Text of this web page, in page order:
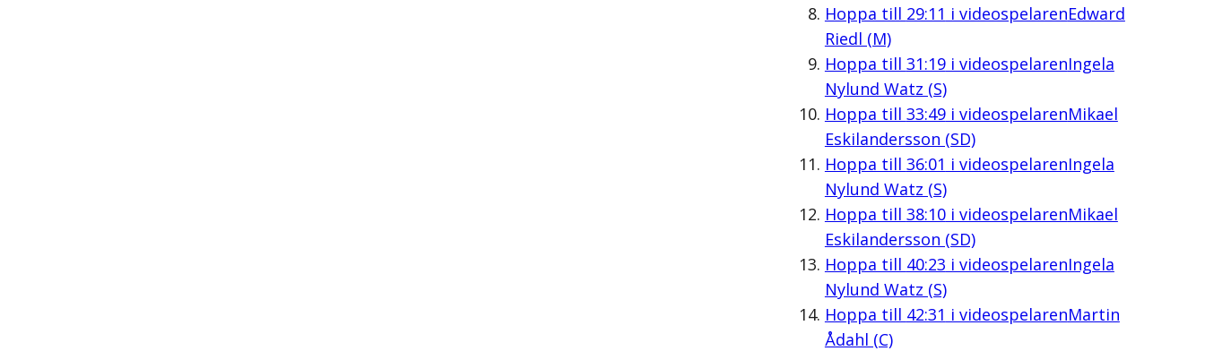
Hoppa till 29:11 i videospelarenEdward
Riedl (M)
Hoppa till 31:19i videospelarenIngela
Nylund Watz (S)
Hoppa till 33:49i videospelarenMikael
Eskilandersson (SD)
Hoppa till 36:01 i videospelarenIngela
Nylund Watz (S)
Hoppa till 38:10i videospelarenMikael
Eskilandersson (SD)
Hoppa till 40:23 i videospelarenIngela
Nylund Watz (S)
Hoppa till 42:31 i videospelarenMartin
Ådahl (C)